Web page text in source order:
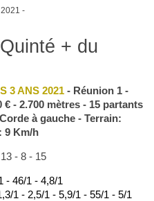
-
+ du
3 ANS 2021- Réunion 1 -
- 2.700 mètres - 15 partants
à gauche - Terrain:
9 Km/h
- 8 - 15
- 46/1 - 4,8/1
1 - 2,5/1 - 5,9/1 - 55/1 - 5/1